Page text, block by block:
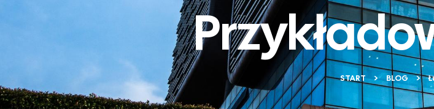
START BLOG